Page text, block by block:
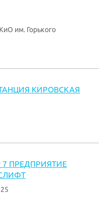
им. Горького
КИРОВСКАЯ
ПРЕДПРИЯТИЕ